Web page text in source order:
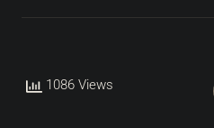
1086 Views